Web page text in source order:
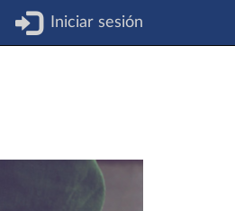
Iniciar sesión